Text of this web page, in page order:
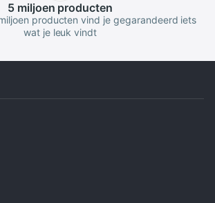
5 miljoen producten
producten vind je gegarandeerd iets
wat je leuk vindt